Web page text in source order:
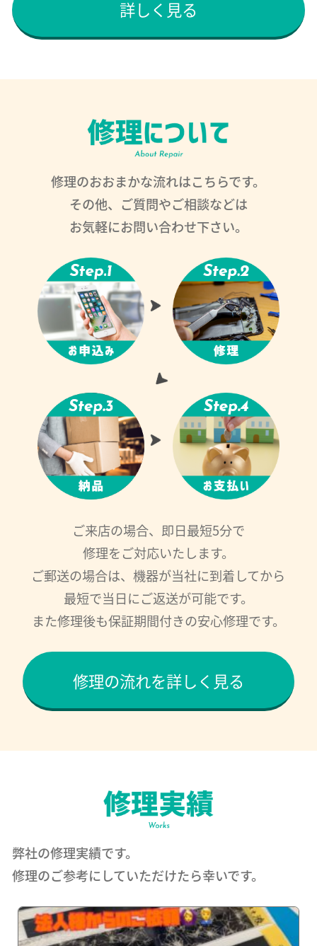
詳しく見る
修理のおおまかな流れはこちらです。
その他、ご質問やご相談などは
お気軽にお問い合わせ下さい。
ご来店の場合、即日最短5分で
修理をご対応いたします。
ご郵送の場合は、機器が当社に到着してから
最短で当日にご返送が可能です。
また修理後も保証期間付きの安心修理です。
修理の流れを詳しく見る
弊社の修理実績です。
修理のご参考にしていただけたら幸いです。